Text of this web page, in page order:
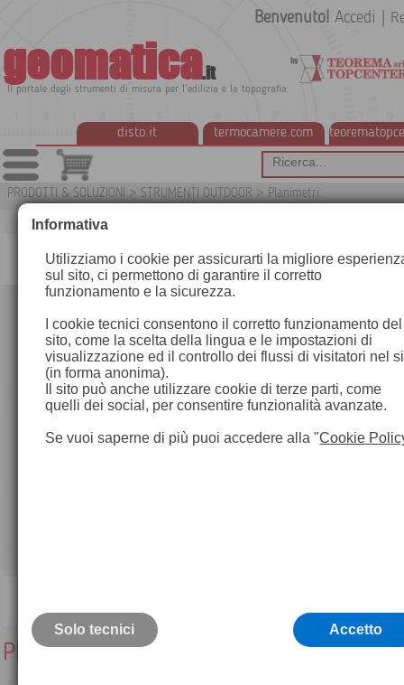
geomatica.it
Il portale degli strumenti di misura per l'edilizia e la topografia
disto.it termocamere.com
Benvenuto! Accedi
PRODOTTI & SOLUZIONI > STRUMENTI OUTDOOR > Planimetri
Planimetro Haff 300 POL
Informativa
Utilizziamo i cookie per assicurarti la migliore
sul sito, ci permettono di garantire il corretto
funzionamento e la sicurezza.
I cookie tecnici consentono il corretto funzionamento del
sito, come la scelta della lingua e le impostazioni di
visualizzazione ed il controllo dei flussi di visitatori nel
(in forma anonima).
Il sito può anche utilizzare cookie di terze parti, come
quelli dei social, per consentire funzionalità avanzate.
Se vuoi saperne di più puoi accedere alla "Cookie
Solo tecnici Accetto